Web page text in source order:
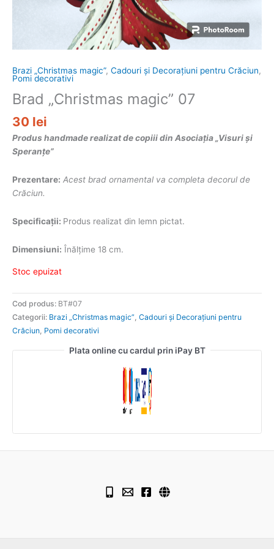
Brazi „Christmas magic”, Cadouri și Decorațiuni pentru Crăciun,
Pomi decorativi
Brad „Christmas magic” 07
30 lei
Produs handmade realizat de copiii din Asociația „Visuri și
Speranțe”
Prezentare: Acest brad ornamental va completa decorul de
Crăciun.
Specificații: Produs realizat din lemn pictat.
Dimensiuni: Înălțime 18 cm.
Stoc epuizat
Cod produs: BT#07
Categorii: Brazi „Christmas magic” Cadouri și Decorațiuni pentru
Crăciun Pomi decorativi
Plata online cu cardul prin iPay BT